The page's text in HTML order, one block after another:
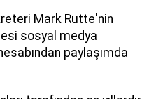
Mark Rutte'nin
sosyal medya
paylaşımda